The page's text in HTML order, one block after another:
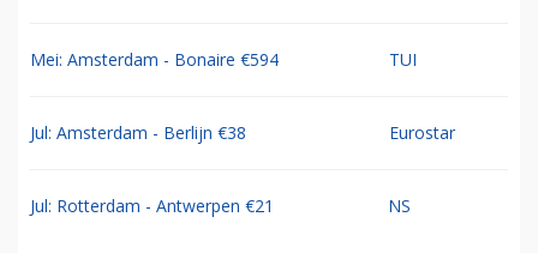
Mei: Amsterdam - Bonaire €594 TUI
Jul: Amsterdam - Berlijn €38 Eurostar
Jul: Rotterdam - Antwerpen €21 NS